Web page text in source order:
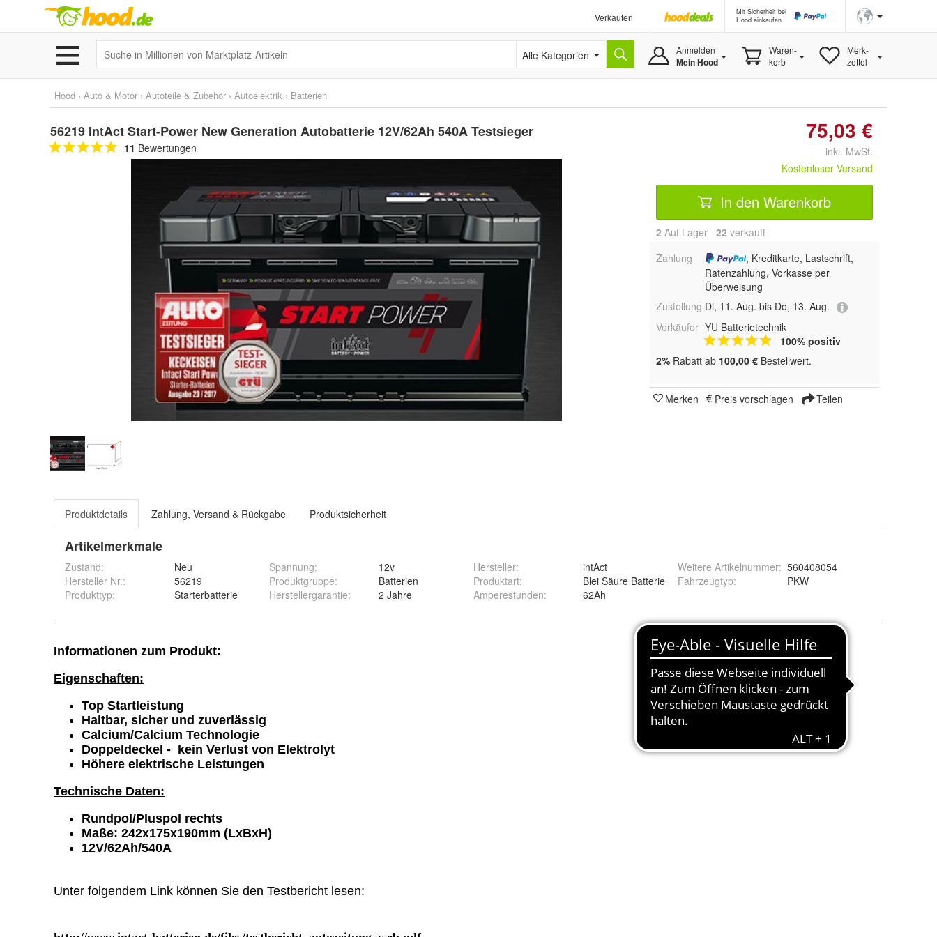
Verkaufen
Mit Sicherheit bei
Hood einkaufen
Alle Kategorien Anmelden
Mein Hood
Waren-
korb
Merk-
zettel
Hood › Auto & Motor › Autoteile & Zubehör › Autoelektrik › Batterien
56219 IntAct Start-Power New Generation Autobatterie 12V/62Ah 540A Testsieger
11 Bewertungen
75,03 €
inkl. MwSt.
Kostenloser Versand
In den Warenkorb
2 Auf Lager 22 verkauft
Zahlung
, Kreditkarte, Lastschrift,
Ratenzahlung, Vorkasse per
Überweisung
Zustellung Di, 11. Aug. bis Do, 13. Aug.
Verkäufer YU Batterietechnik
100% positiv
2% Rabatt ab 100,00 € Bestellwert.
Merken Preis vorschlagen Teilen
Produktdetails Zahlung, Versand & Rückgabe Produktsicherheit
Artikelmerkmale
Zustand:
Neu
Hersteller Nr.:
56219
Produkttyp: Starterbatterie
Spannung:
12v
Produktgruppe:
Batterien
Herstellergarantie: 2 Jahre
Hersteller:
intAct
Produktart:
Blei Säure Batterie
Amperestunden: 62Ah
Weitere Artikelnummer: 560408054
Fahrzeugtyp: PKW